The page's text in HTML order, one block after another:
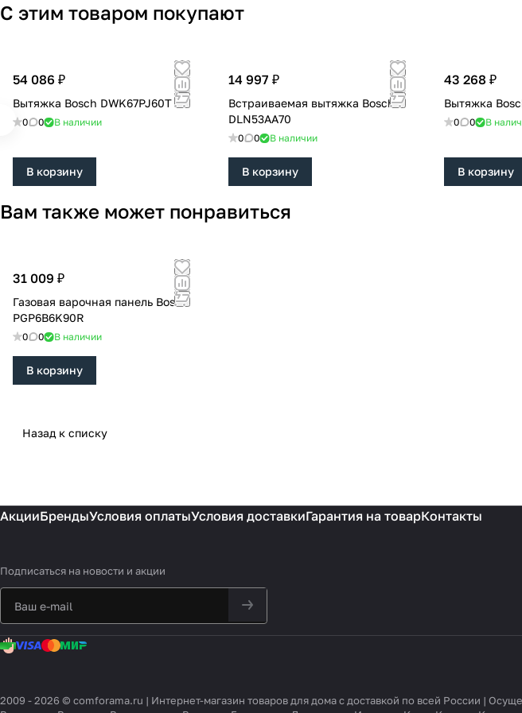
С этим товаром покупают
54 086 ₽
Вытяжка Bosch DWK67PJ60T
0 0 В наличии
В корзину
14 997 ₽
Встраиваемая вытяжка Bosch
DLN53AA70
0 0 В наличии
В корзину
43 268 ₽
Вытяжка
0 0 В
В корзину
Вам также может понравиться
31 009 ₽
Газовая варочная панель Bosch
PGP6B6K90R
0 0 В наличии
В корзину
Назад к списку
АкцииБрендыУсловия оплатыУсловия доставкиГарантия на товарКонтакты
Подписаться на новости и акции
2009 - 2026 © comforama.ru | Интернет-магазин товаров для дома с доставкой по всей России |